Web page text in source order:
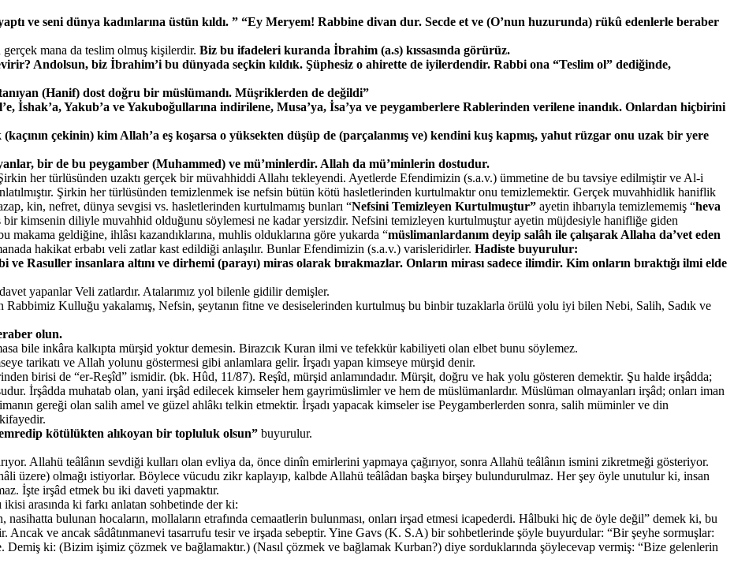
ve seni dünya kadınlarına üstün kıldı. ” “Ey Meryem! Rabbine divan dur. Secde et ve (O’nun huzurunda) rükû edenlerle beraber
mana da teslim olmuş kişilerdir. Biz bu ifadeleri kuranda İbrahim (a.s) kıssasında görürüz.
Andolsun, biz İbrahim’i bu dünyada seçkin kıldık. Şüphesiz o ahirette de iyilerdendir. Rabbi ona “Teslim ol” dediğinde,
(Hanif) dost doğru bir müslümandı. Müşriklerden de değildi”
İshak’a, Yakub’a ve Yakuboğullarına indirilene, Musa’ya, İsa’ya ve peygamberlere Rablerinden verilene inandık. Onlardan hiçbirini
çekinin) kim Allah’a eş koşarsa o yüksekten düşüp de (parçalanmış ve) kendini kuş kapmış, yahut rüzgar onu uzak bir yere
bir de bu peygamber (Muhammed) ve mü’minlerdir. Allah da mü’minlerin dostudur.
her türlüsünden uzaktı gerçek bir müvahhiddi Allahı tekleyendi. Ayetlerde Efendimizin (s.a.v.) ümmetine de bu tavsiye edilmiştir ve Al-i
Şirkin her türlüsünden temizlenmek ise nefsin bütün kötü hasletlerinden kurtulmaktır onu temizlemektir. Gerçek muvahhidlik haniflik
kin, nefret, dünya sevgisi vs. hasletlerinden kurtulmamış bunları “Nefsini Temizleyen Kurtulmuştur” ayetin ihbarıyla temizlememiş “heva
bir kimsenin diliyle muvahhid olduğunu söylemesi ne kadar yersizdir. Nefsini temizleyen kurtulmuştur ayetin müjdesiyle hanifliğe giden
geldiğine, ihlâsı kazandıklarına, muhlis olduklarına göre yukarda “müslimanlardanım deyip salâh ile çalışarak Allaha da’vet eden
hakikat erbabı veli zatlar kast edildiği anlaşılır. Bunlar Efendimizin (s.a.v.) varisleridirler. Hadiste buyurulur:
Rasuller insanlara altını ve dirhemi (parayı) miras olarak bırakmazlar. Onların mirası sadece ilimdir. Kim onların bıraktığı ilmi elde
yapanlar Veli zatlardır. Atalarımız yol bilenle gidilir demişler.
Rabbimiz Kulluğu yakalamış, Nefsin, şeytanın fitne ve desiselerinden kurtulmuş bu binbir tuzaklarla örülü yolu iyi bilen Nebi, Salih, Sadık ve
olun.
bile inkâra kalkıpta mürşid yoktur demesin. Birazcık Kuran ilmi ve tefekkür kabiliyeti olan elbet bunu söylemez.
tarikatı ve Allah yolunu göstermesi gibi anlamlara gelir. İrşadı yapan kimseye mürşid denir.
birisi de “er-Reşîd” ismidir. (bk. Hûd, 11/87). Reşîd, mürşid anlamındadır. Mürşit, doğru ve hak yolu gösteren demektir. Şu halde irşâdda;
İrşâdda muhatab olan, yani irşâd edilecek kimseler hem gayrimüslimler ve hem de müslümanlardır. Müslüman olmayanları irşâd; onları iman
gereği olan salih amel ve güzel ahlâkı telkin etmektir. İrşadı yapacak kimseler ise Peygamberlerden sonra, salih müminler ve din
kötülükten alıkoyan bir topluluk olsun” buyurulur.
Allahü teâlânın sevdiği kulları olan evliya da, önce dinîn emirlerini yapmaya çağırıyor, sonra Allahü teâlânın ismini zikretmeği gösteriyor.
üzere) olmağı istiyorlar. Böylece vücudu zikr kaplayıp, kalbde Allahü teâlâdan başka birşey bulundurulmaz. Her şey öyle unutulur ki, insan
İşte irşâd etmek bu iki daveti yapmaktır.
ikisi arasında ki farkı anlatan sohbetinde der ki:
bulunan hocaların, mollaların etrafında cemaatlerin bulunması, onları irşad etmesi icapederdi. Hâlbuki hiç de öyle değil” demek ki, bu
ve ancak sâdâtınmanevi tasarrufu tesir ve irşada sebeptir. Yine Gavs (K. S.A) bir sohbetlerinde şöyle buyurdular: “Bir şeyhe sormuşlar:
Demiş ki: (Bizim işimiz çözmek ve bağlamaktır.) (Nasıl çözmek ve bağlamak Kurban?) diye sorduklarında şöylecevap vermiş: “Bize gelenlerin